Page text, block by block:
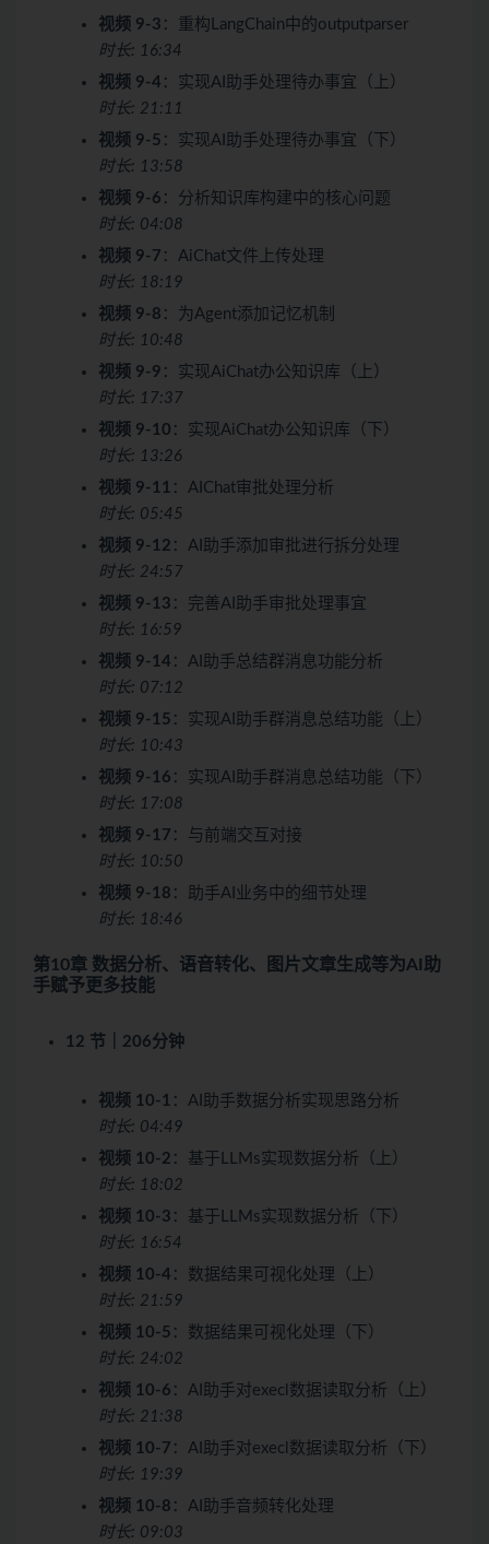
视频 9-3 ：重构LangChain中的outputparser
时长: 16:34
视频 9-4 ：实现AI助手处理待办事宜（上）
时长: 21:11
视频 9-5 ：实现AI助手处理待办事宜（下）
时长: 13:58
视频 9-6 ：分析知识库构建中的核心问题
时长: 04:08
视频 9-7 ：AiChat文件上传处理
时长: 18:19
视频 9-8 ：为Agent添加记忆机制
时长: 10:48
视频 9-9 ：实现AiChat办公知识库（上）
时长: 17:37
视频 9-10 ：实现AiChat办公知识库（下）
时长: 13:26
视频 9-11 ：AIChat审批处理分析
时长: 05:45
视频 9-12 ：AI助手添加审批进行拆分处理
时长: 24:57
视频 9-13 ：完善AI助手审批处理事宜
时长: 16:59
视频 9-14 ：AI助手总结群消息功能分析
时长: 07:12
视频 9-15 ：实现AI助手群消息总结功能（上）
时长: 10:43
视频 9-16 ：实现AI助手群消息总结功能（下）
时长: 17:08
视频 9-17 ：与前端交互对接
时长: 10:50
视频 9-18 ：助手AI业务中的细节处理
时长: 18:46
第10章 数据分析、语音转化、图片文章生成等为AI助
手赋予更多技能
12 节｜206分钟
视频 10-1 ：AI助手数据分析实现思路分析
时长: 04:49
视频 10-2 ：基于LLMs实现数据分析（上）
时长: 18:02
视频 10-3 ：基于LLMs实现数据分析（下）
时长: 16:54
视频 10-4 ：数据结果可视化处理（上）
时长: 21:59
视频 10-5 ：数据结果可视化处理（下）
时长: 24:02
视频 10-6 ：AI助手对execl数据读取分析（上）
时长: 21:38
视频 10-7 ：AI助手对execl数据读取分析（下）
时长: 19:39
视频 10-8 ：AI助手音频转化处理
时长: 09:03